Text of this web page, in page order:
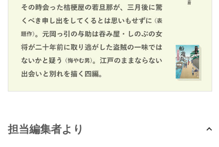
担当編集者より